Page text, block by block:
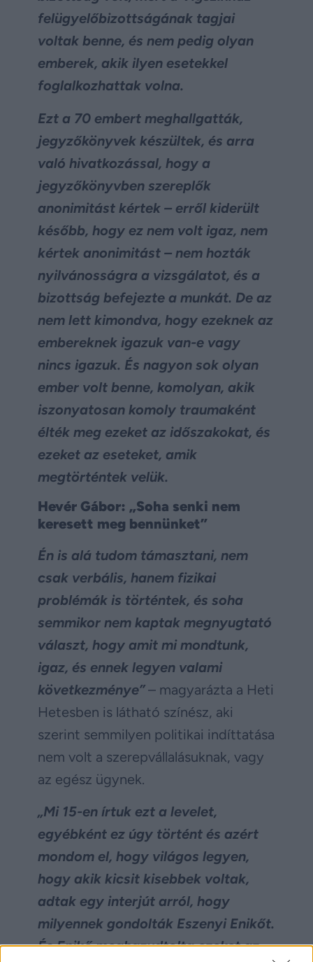
felügyelőbizottságának tagjai
voltak benne, és nem pedig olyan
emberek, akik ilyen esetekkel
foglalkozhattak volna.
Ezt a 70 embert meghallgatták,
jegyzőkönyvek készültek, és arra
való hivatkozással, hogy a
jegyzőkönyvben szereplők
anonimitást kértek – erről kiderült
később, hogy ez nem volt igaz, nem
kértek anonimitást – nem hozták
nyilvánosságra a vizsgálatot, és a
bizottság befejezte a munkát. De az
nem lett kimondva, hogy ezeknek az
embereknek igazuk van-e vagy
nincs igazuk. És nagyon sok olyan
ember volt benne, komolyan, akik
iszonyatosan komoly traumaként
élték meg ezeket az időszakokat, és
ezeket az eseteket, amik
megtörténtek velük.
Hevér Gábor: „Soha senki nem
keresett meg bennünket”
Én is alá tudom támasztani, nem
csak verbális, hanem fizikai
problémák is történtek, és soha
semmikor nem kaptak megnyugtató
választ, hogy amit mi mondtunk,
igaz, és ennek legyen valami
következménye”– magyarázta a Heti
Hetesben is látható színész, aki
szerint semmilyen politikai indíttatása
nem volt a szerepvállalásuknak, vagy
az egész ügynek.
„Mi 15-en írtuk ezt a levelet,
egyébként ez úgy történt és azért
mondom el, hogy világos legyen,
hogy akik kicsit kisebbek voltak,
adtak egy interjút arról, hogy
milyennek gondolták Eszenyi Enikőt.
És Enikő meghazudtolta ezeket az